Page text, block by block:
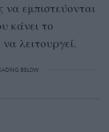
να εμπιστεύονται
κάνει το
λειτουργεί.
BELOW